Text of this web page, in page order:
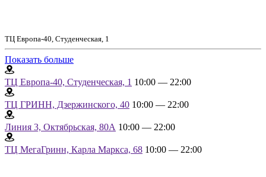
ТЦ Европа-40, Студенческая, 1
Показать больше
ТЦ Европа-40, Студенческая, 1 10:00 — 22:00
ТЦ ГРИНН, Дзержинского, 40 10:00 — 22:00
Линия 3, Октябрьская, 80А 10:00 — 22:00
ТЦ МегаГринн, Карла Маркса, 68 10:00 — 22:00